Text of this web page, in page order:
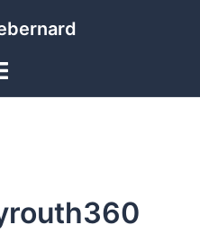
fermer